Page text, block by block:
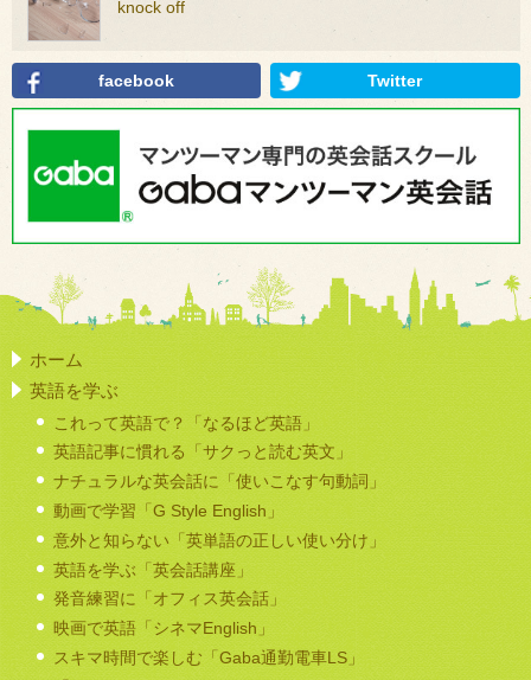
knock off
facebook Twitter
ホーム
英語を学ぶ
これって英語で？「なるほど英語」
英語記事に慣れる「サクっと読む英文」
ナチュラルな英会話に「使いこなす句動詞」
動画で学習「G Style English」
意外と知らない「英単語の正しい使い分け」
英語を学ぶ「英会話講座」
発音練習に「オフィス英会話」
映画で英語「シネマEnglish」
スキマ時間で楽しむ「Gaba通勤電車LS」